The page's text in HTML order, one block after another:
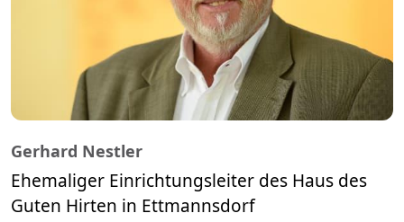
Gerhard Nestler
Ehemaliger Einrichtungsleiter des Haus des
Guten Hirten in Ettmannsdorf